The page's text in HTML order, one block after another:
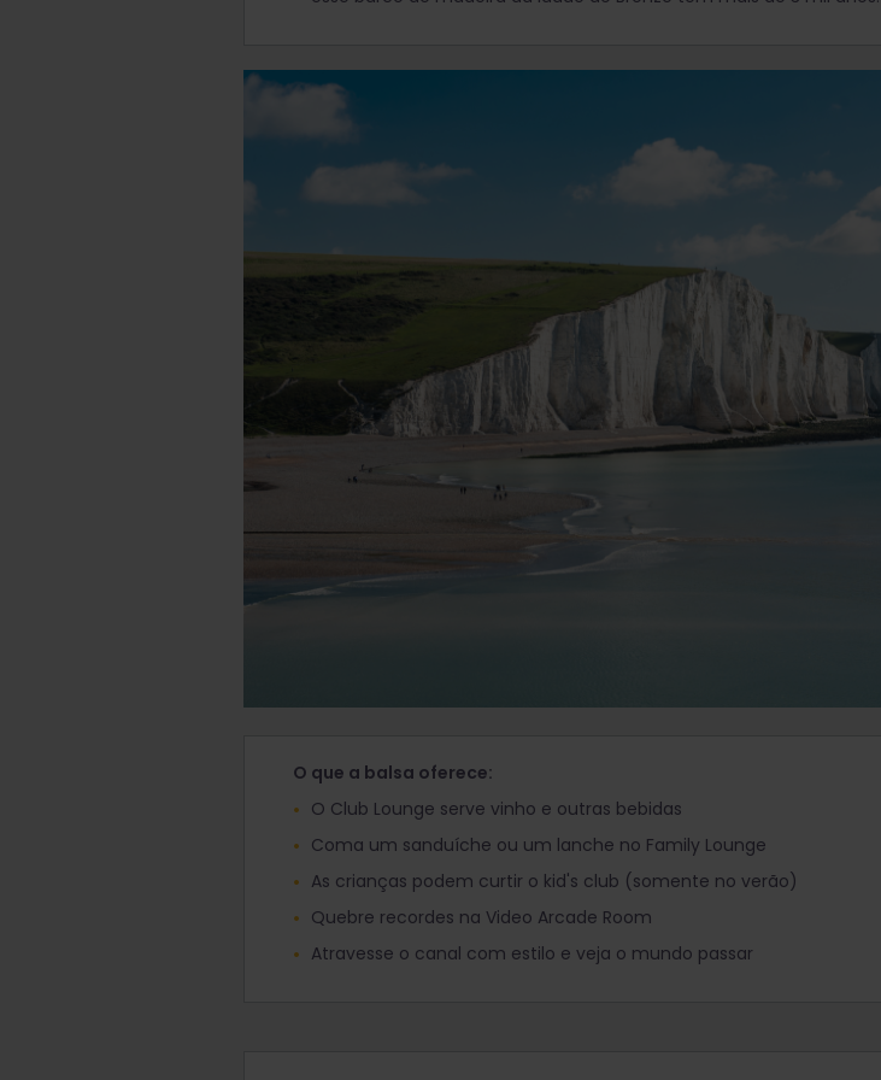
O que a balsa oferece:
O Club Lounge serve vinho e outras bebidas
Coma um sanduíche ou um lanche no Family Lounge
As crianças podem curtir o kid's club (somente no verão)
Quebre recordes na Video Arcade Room
Atravesse o canal com estilo e veja o mundo passar